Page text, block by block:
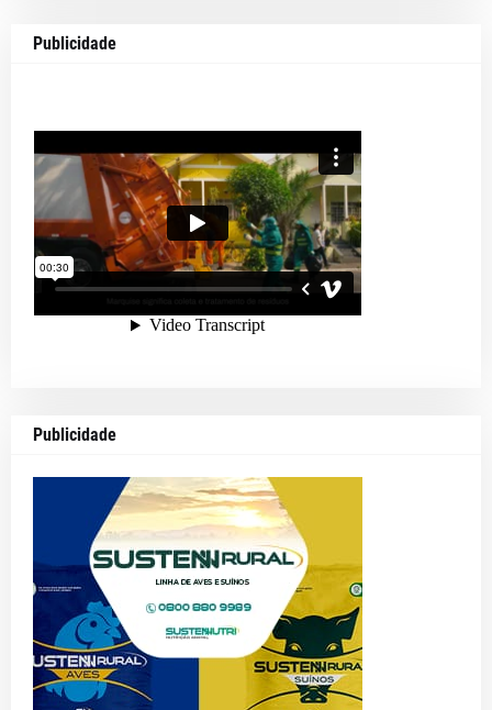
Publicidade
Publicidade